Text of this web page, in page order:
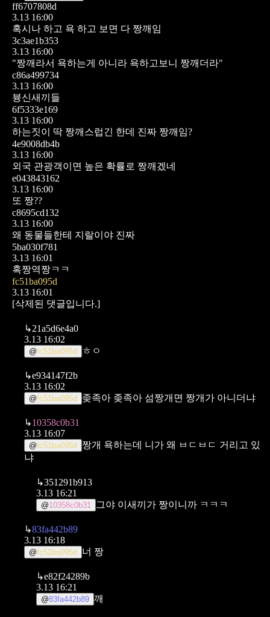
ff6707808d
3.13 16:00
혹시나 하고 욕 하고 보면 다 짱깨임
3c3ae1b353
3.13 16:00
"짱깨라서 욕하는게 아니라 욕하고보니 짱깨더라"
c86a499734
3.13 16:00
븅신새끼들
6f5333e169
3.13 16:00
하는짓이 딱 짱깨스럽긴 한데 진짜 짱깨임?
4e9008db4b
3.13 16:00
외국 관광객이면 높은 확률로 짱깨겠네
e043843162
3.13 16:00
또 짱??
c8695cd132
3.13 16:00
왜 동물들한테 지랄이야 진짜
5ba030f781
3.13 16:01
혹짱역짱ㅋㅋ
fc51ba095d
3.13 16:01
[삭제된 댓글입니다.]
↳21a5d6e4a0
3.13 16:02
@fc51ba095d ㅎㅇ
↳e934147f2b
3.13 16:02
@fc51ba095d 좆족아 좆족아 섬짱개면 짱개가 아니더냐
↳10358c0b31
3.13 16:07
@fc51ba095d
짱개 욕하는데 니가 왜 ㅂㄷㅂㄷ 거리고 있
냐
↳351291b913
3.13 16:21
@10358c0b31 그야 이새끼가 짱이니까 ㅋㅋㅋ
↳83fa442b89
3.13 16:18
@fc51ba095d 너 짱
↳e82f24289b
3.13 16:21
@83fa442b89 깨